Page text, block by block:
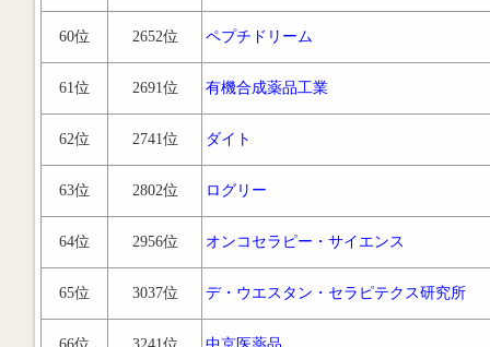
60位 2652位 ペプチドリーム
61位 2691位 有機合成薬品工業
62位 2741位 ダイト
63位 2802位 ログリー
64位 2956位 オンコセラピー・サイエンス
65位 3037位 デ・ウエスタン・セラピテクス研究所